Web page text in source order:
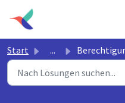
Zum hauptsächlichen
Start ... Berechtigungsgruppen